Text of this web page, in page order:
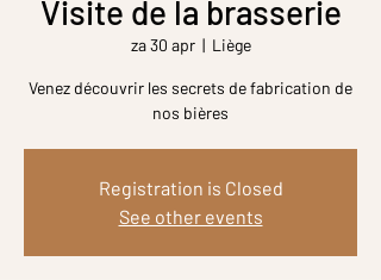
Visite de la brasserie
za 30 apr
  |
Liège
Venez découvrir les secrets de fabrication de
nos bières
Registration is Closed
See other events